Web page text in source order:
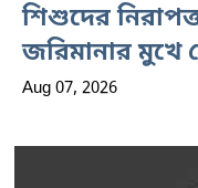
শিশুদের
জরিমানার মুখে
Aug 07, 2026